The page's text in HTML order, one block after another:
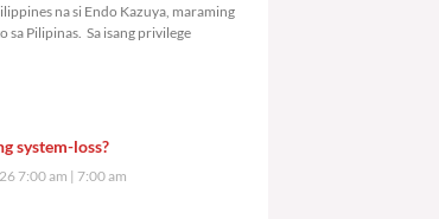
na si Endo Kazuya, maraming
sa Pilipinas. Sa isang privilege
system-loss?
7:00 am 7:00 am